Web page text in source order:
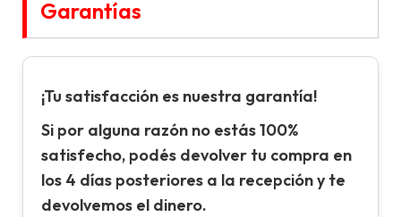
Garantías
¡Tu satisfacción es nuestra garantía!
Si por alguna razón no estás 100%
satisfecho, podés devolver tu compra en
los 4 días posteriores a la recepción y te
devolvemos el dinero.